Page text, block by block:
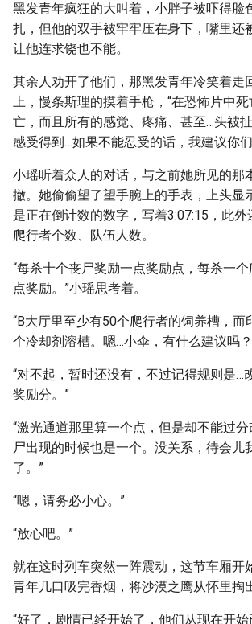
黑发青年疯狂的大叫着，小胖子被吓得脸
扎，但他的双手被牢牢压在身下，嘴里还
让他连求饶也不能。
其余人劝开了他们，那黑发青年冷笑着走
上，慢条斯理的摸着手枪，“在恐怖片中
亡，而且所有的感觉、疼痛、甚至…头被
感受得到…如果不能忍受的话，我建议你
小瑶听着众人的对话，与之前她所见的那
撤。她偷偷望了望手腕上的手表，上头显
是正在倒计数的数字，写着3:07:15，此外
爬行者个数、队伍人数。
“每杀十个丧尸奖励一点奖励点，每杀一
点奖励。”小瑶思考着。
“B大厅里至少有50个爬行者的饲养槽，而
个冷却剂溶槽。嗯…小伞，有什么建议吗
“对不起，暂时还没有，不过记得规则是…
奖励分。”
“激光通道那里算一个点，但是却不能过
尸出现的时候也是一个。没关系，待会儿
了。”
“嗯，请务必小心。”
“放心吧。”
就在这时列车突然一阵震动，这节车厢开
青年几口吸完香烟，将沙漠之鹰从怀里掏
“好了，剧情已经开始了，他们从现在开